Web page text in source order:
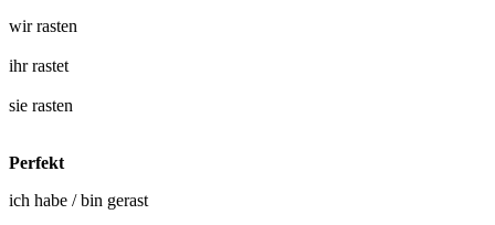
wirrasten
ihrrastet
sie rasten
Perfekt
ich habe / bin gerast